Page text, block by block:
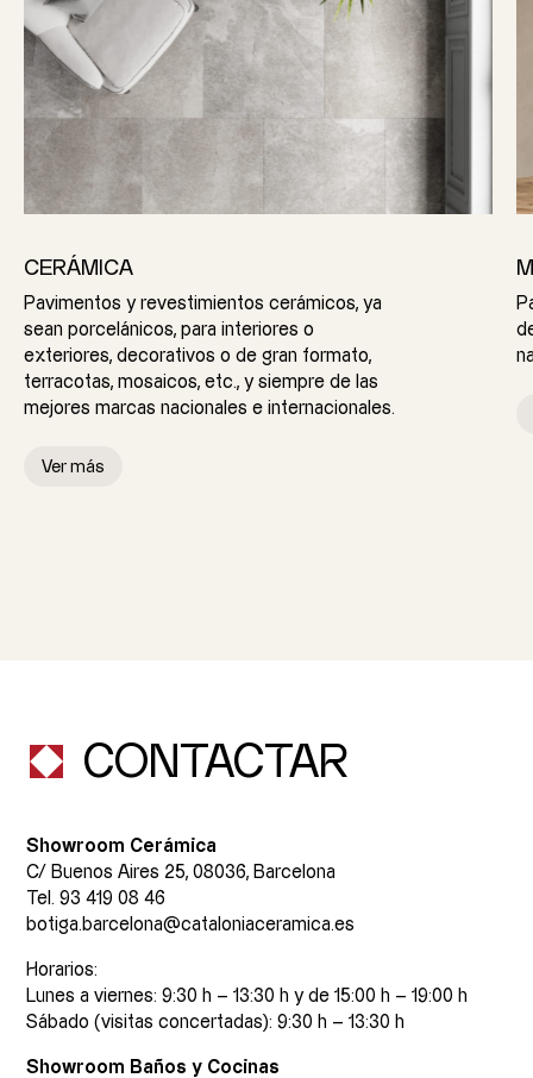
CERÁMICA
Pavimentos y revestimientos cerámicos, ya
sean porcelánicos, para interiores o
exteriores, decorativos o de gran formato,
terracotas, mosaicos, etc., y siempre de las
mejores marcas nacionales e internacionales.
Ver más
CONTACTAR
Showroom Cerámica
C/ Buenos Aires 25, 08036, Barcelona
Tel. 93 419 08 46
botiga.barcelona@cataloniaceramica.es
Horarios:
Lunes a viernes: 9:30 h – 13:30 h y de 15:00 h – 19:00 h
Sábado (visitas concertadas): 9:30 h – 13:30 h
Showroom Baños y Cocinas